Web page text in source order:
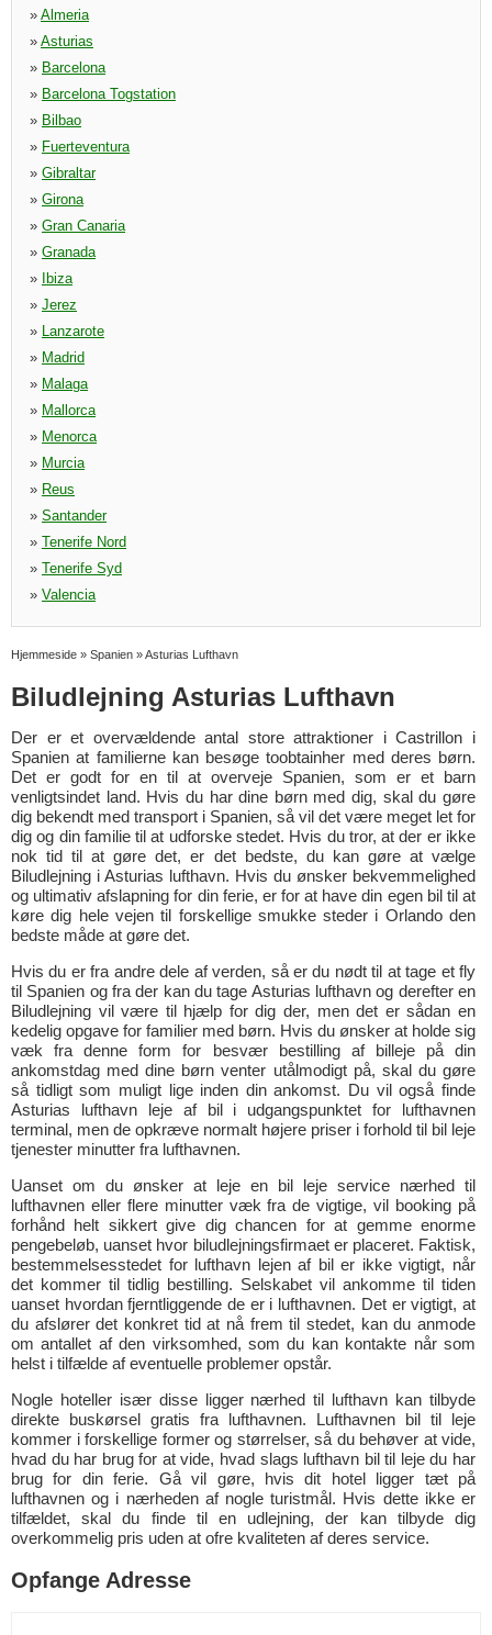
» Almeria
» Asturias
» Barcelona
» Barcelona Togstation
» Bilbao
» Fuerteventura
» Gibraltar
» Girona
» Gran Canaria
» Granada
»
Ibiza
» Jerez
» Lanzarote
» Madrid
» Malaga
» Mallorca
» Menorca
» Murcia
» Reus
» Santander
» Tenerife Nord
» Tenerife Syd
» Valencia
Hjemmeside » Spanien »Asturias Lufthavn
Biludlejning Asturias Lufthavn
Der er et overvældende antal store attraktioner i Castrillon i
Spanien at familierne kan besøge toobtainher med deres børn.
Det er godt for en til at overveje Spanien, som er et barn
venligtsindet land. Hvis du har dine børn med dig, skal du gøre
dig bekendt med transport i Spanien, så vil det være meget let for
dig og din familie til at udforske stedet. Hvis du tror, at der er ikke
nok tid til at gøre det, er det bedste, du kan gøre at vælge
Biludlejning i Asturias lufthavn. Hvis du ønsker bekvemmelighed
og ultimativ afslapning for din ferie, er for at have din egen bil til at
køre dig hele vejen til forskellige smukke steder i Orlando den
bedste måde at gøre det.
Hvis du er fra andre dele af verden, så er du nødt til at tage et fly
til Spanien og fra der kan du tage Asturias lufthavn og derefter en
Biludlejning vil være til hjælp for dig der, men det er sådan en
kedelig opgave for familier med børn. Hvis du ønsker at holde sig
væk fra denne form for besvær bestilling af billeje på din
ankomstdag med dine børn venter utålmodigt på, skal du gøre
så tidligt som muligt lige inden din ankomst. Du vil også finde
Asturias lufthavn leje af bil i udgangspunktet for lufthavnen
terminal, men de opkræve normalt højere priser i forhold til bil leje
tjenester minutter fra lufthavnen.
Uanset om du ønsker at leje en bil leje service nærhed til
lufthavnen eller flere minutter væk fra de vigtige, vil booking på
forhånd helt sikkert give dig chancen for at gemme enorme
pengebeløb, uanset hvor biludlejningsfirmaet er placeret. Faktisk,
bestemmelsesstedet for lufthavn lejen af bil er ikke vigtigt, når
det kommer til tidlig bestilling. Selskabet vil ankomme til tiden
uanset hvordan fjerntliggende de er i lufthavnen. Det er vigtigt, at
du afslører det konkret tid at nå frem til stedet, kan du anmode
om antallet af den virksomhed, som du kan kontakte når som
helst i tilfælde af eventuelle problemer opstår.
Nogle hoteller især disse ligger nærhed til lufthavn kan tilbyde
direkte buskørsel gratis fra lufthavnen. Lufthavnen bil til leje
kommer i forskellige former og størrelser, så du behøver at vide,
hvad du har brug for at vide, hvad slags lufthavn bil til leje du har
brug for din ferie. Gå vil gøre, hvis dit hotel ligger tæt på
lufthavnen og i nærheden af nogle turistmål. Hvis dette ikke er
tilfældet, skal du finde til en udlejning, der kan tilbyde dig
overkommelig pris uden at ofre kvaliteten af deres service.
Opfange Adresse